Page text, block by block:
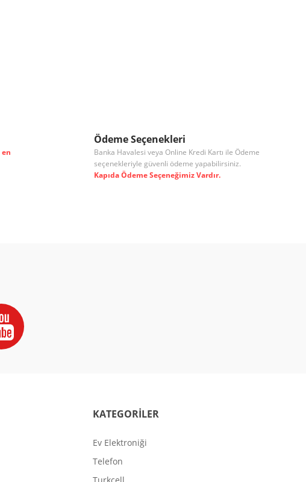
en
Ödeme Seçenekleri
Banka Havalesi veya Online Kredi Kartı ile Ödeme
seçenekleriyle güvenli ödeme yapabilirsiniz.
Kapıda Ödeme Seçeneğimiz Vardır.
KATEGORİLER
Ev Elektroniği
Telefon